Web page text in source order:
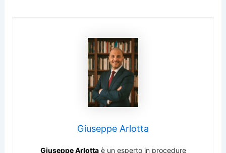
Giuseppe Arlotta
Giuseppe Arlottaè un esperto in procedure